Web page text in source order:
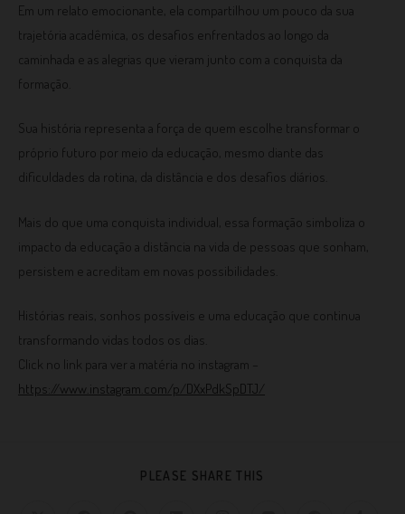
Em um relato emocionante, ela compartilhou um pouco da sua
trajetória acadêmica, os desafios enfrentados ao longo da
caminhada e as alegrias que vieram junto com a conquista da
formação.
Sua história representa a força de quem escolhe transformar o
próprio futuro por meio da educação, mesmo diante das
dificuldades da rotina, da distância e dos desafios diários.
Mais do que uma conquista individual, essa formação simboliza o
impacto da educação a distância na vida de pessoas que sonham,
persistem e acreditam em novas possibilidades.
Histórias reais, sonhos possíveis e uma educação que continua
transformando vidas todos os dias.
Click no link para ver a matéria no instagram –
https://www.instagram.com/p/DXxPdkSpDTJ/
PLEASE SHARE THIS